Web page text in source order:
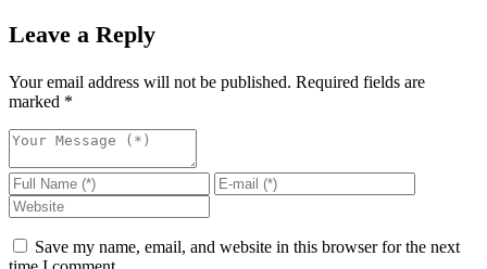
Leave a Reply
Your email address will not be published. Required fields are
marked *
Save my name, email, and website in this browser for the next